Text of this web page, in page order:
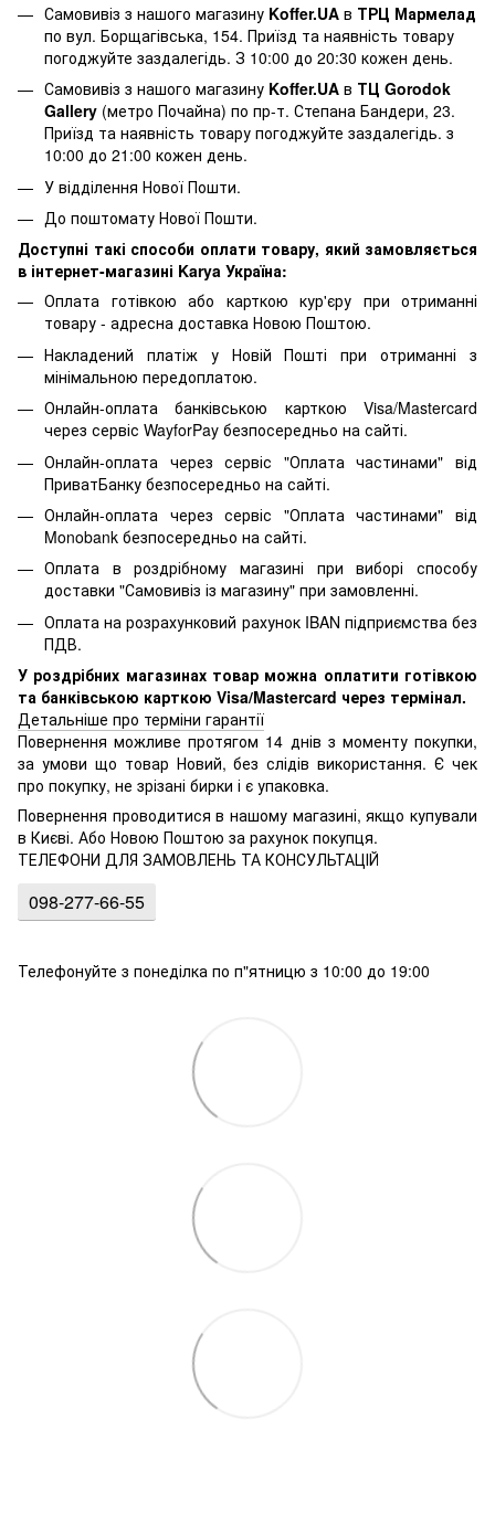
Самовивіз з нашого магазину Koffer.UA в ТРЦ Мармелад
по вул. Борщагівська, 154. Приїзд та наявність товару
погоджуйте заздалегідь. З 10:00 до 20:30 кожен день.
Самовивіз з нашого магазину Koffer.UA в ТЦ Gorodok
Gallery (метро Почайна) по пр-т. Степана Бандери, 23.
Приїзд та наявність товару погоджуйте заздалегідь. з
10:00 до 21:00 кожен день.
У відділення Нової Пошти.
До поштомату Нової Пошти.
Доступні такі способи оплати товару, який замовляється
в інтернет-магазині Karya Україна:
Оплата готівкою або карткою кур'єру при отриманні
товару - адресна доставка Новою Поштою.
Накладений платіж у Новій Пошті при отриманні з
мінімальною передоплатою.
Онлайн-оплата банківською карткою Visa/Mastercard
через сервіс WayforPay безпосередньо на сайті.
Онлайн-оплата через сервіс "Оплата частинами" від
ПриватБанку безпосередньо на сайті.
Онлайн-оплата через сервіс "Оплата частинами" від
Monobank безпосередньо на сайті.
Оплата в роздрібному магазині при виборі способу
доставки "Самовивіз із магазину" при замовленні.
Оплата на розрахунковий рахунок IBAN підприємства без
ПДВ.
У роздрібних магазинах товар можна оплатити готівкою
та банківською карткою Visa/Mastercard через термінал.
Детальніше про терміни гарантії
Повернення можливе протягом 14 днів з моменту покупки,
за умови що товар Новий, без слідів використання. Є чек
про покупку, не зрізані бирки і є упаковка.
Повернення проводитися в нашому магазині, якщо купували
в Києві. Або Новою Поштою за рахунок покупця.
ТЕЛЕФОНИ ДЛЯ ЗАМОВЛЕНЬ ТА КОНСУЛЬТАЦІЙ
098-277-66-55
Телефонуйте з понеділка по п"ятницю з 10:00 до 19:00